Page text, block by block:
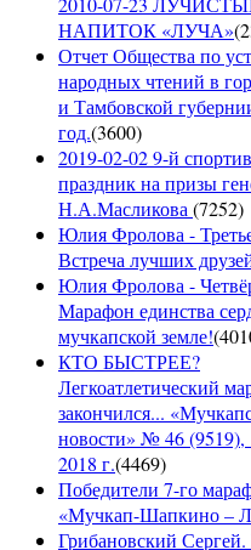
НАПИТОК «ЛУЧА»(
Отчет Общества по
народных чтений в
и Тамбовской
год.(3600)
2019-02-02 9-й
праздник на призы
Н.А.Масликова(7252)
Юлия Фролова -
Встреча лучших
Юлия Фролова -
Марафон единства
мучкапской земле!(
КТО БЫСТРЕЕ?
Легкоатлетический
закончился...
новости» № 46 (9519),
2018 г.(4469)
Победители 7-го
«Мучкап-Шапкино –
Грибановский